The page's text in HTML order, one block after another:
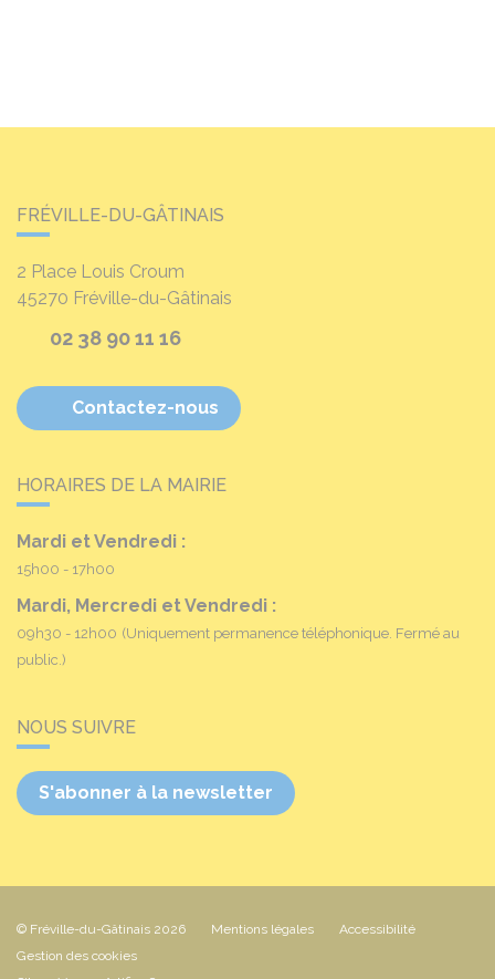
FRÉVILLE-DU-GÂTINAIS
2 Place Louis Croum
45270 Fréville-du-Gâtinais
02 38 90 11 16
Contactez-nous
HORAIRES DE LA MAIRIE
Mardi et Vendredi :
15h00 - 17h00
Mardi, Mercredi et Vendredi :
09h30 - 12h00 (Uniquement permanence téléphonique. Fermé au
public.)
NOUS SUIVRE
S'abonner à la newsletter
© Fréville-du-Gâtinais 2026 Mentions légales
Accessibilité
Gestion des cookies